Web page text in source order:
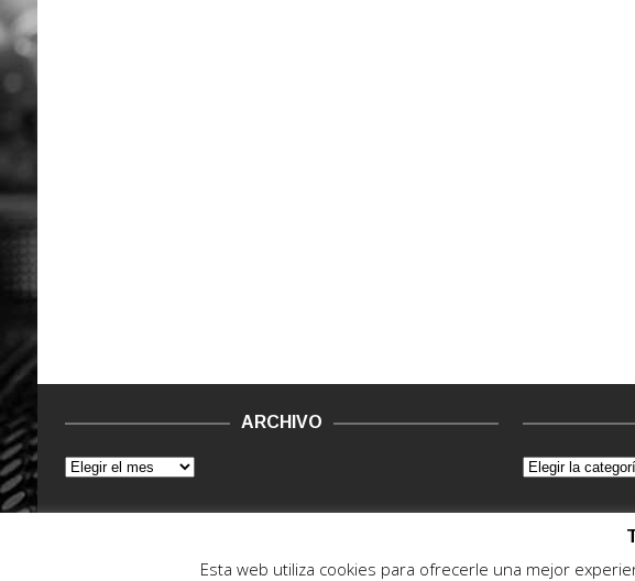
ARCHIVO
Esta web utiliza cookies para ofrecerle una mejor